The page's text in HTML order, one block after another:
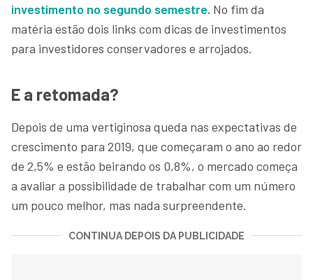
investimento no segundo semestre. No fim da
matéria estão dois links com dicas de investimentos
para investidores conservadores e arrojados.
E a retomada?
Depois de uma vertiginosa queda nas expectativas de
crescimento para 2019, que começaram o ano ao redor
de 2,5% e estão beirando os 0,8%, o mercado começa
a avaliar a possibilidade de trabalhar com um número
um pouco melhor, mas nada surpreendente.
CONTINUA DEPOIS DA PUBLICIDADE